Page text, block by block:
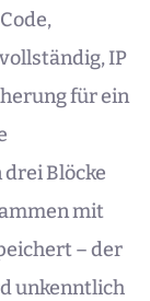
IP
für ein
Blöcke
mit
– der
unkenntlich